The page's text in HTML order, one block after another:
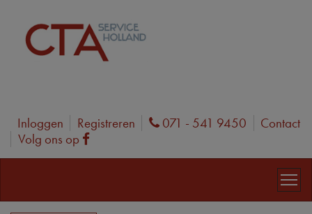
Inloggen Registreren Phone
071 - 541 9450
Contact
Volg ons op
Facebook